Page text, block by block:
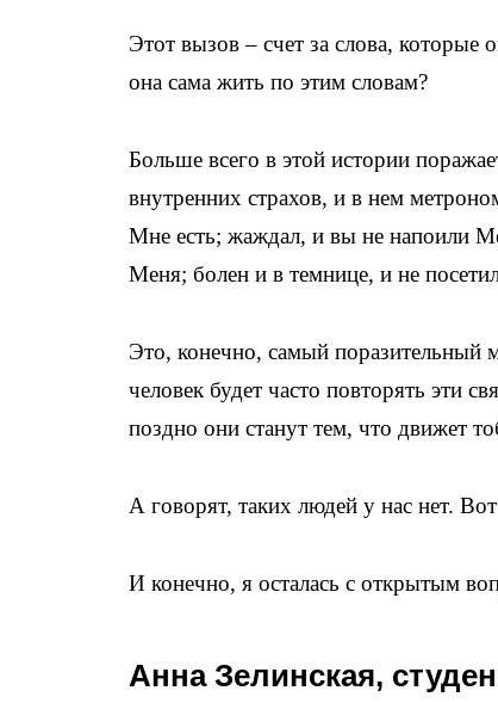
Этот вызов – счет за слова,
она сама жить по этим словам?
Больше всего в этой истории
внутренних страхов, и в нем
Мне есть; жаждал, и вы не напоили
Меня; болен и в темнице, и не
Это, конечно, самый поразительный
человек будет часто повторять эти
поздно они станут тем, что движет
А говорят, таких людей у нас нет.
И конечно, я осталась с открытым
Анна Зелинская,